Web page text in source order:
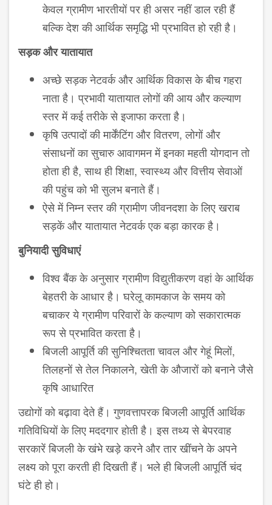
केवल ग्रामीण भारतीयों पर ही असर नहीं डाल रही हैं
बल्कि देश की आर्थिक समृद्धि भी प्रभावित हो रही है।
सड़क और यातायात
अच्छे सड़क नेटवर्क और आर्थिक विकास के बीच गहरा
नाता है। प्रभावी यातायात लोगों की आय और कल्याण
स्तर में कई तरीके से इजाफा करता है।
कृषि उत्पादों की मार्केंटिंग और वितरण, लोगों और
संसाधनों का सुचारु आवागमन में इनका महती योगदान तो
होता ही है, साथ ही शिक्षा, स्वास्थ्य और वित्तीय सेवाओं
की पहुंच को भी सुलभ बनाते हैं।
ऐसे में निम्न स्तर की ग्रामीण जीवनदशा के लिए खराब
सड़कें और यातायात नेटवर्क एक बड़ा कारक है।
बुनियादी सुविधाएं
विश्व बैंक के अनुसार ग्रामीण विद्युतीकरण वहां के आर्थिक
बेहतरी के आधार है। घरेलू कामकाज के समय को
बचाकर ये ग्रामीण परिवारों के कल्याण को सकारात्मक
रूप से प्रभावित करता है।
बिजली आपूर्ति की सुनिश्चितता चावल और गेहूं मिलों,
तिलहनों से तेल निकालने, खेती के औजारों को बनाने जैसे
कृषि आधारित
उद्योगों को बढ़ावा देते हैं। गुणवत्तापरक बिजली आपूर्ति आर्थिक
गतिविधियों के लिए मददगार होती है। इस तथ्य से बेपरवाह
सरकारें बिजली के खंभे खड़े करने और तार खींचने के अपने
लक्ष्य को पूरा करती ही दिखती हैं। भले ही बिजली आपूर्ति चंद
घंटे ही हो।